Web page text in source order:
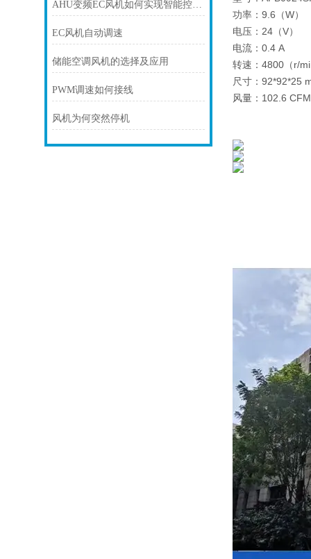
AHU变频EC风机如何实现智能控制？
EC风机自动调速
储能空调风机的选择及应用
PWM调速如何接线
风机为何突然停机
功率：9.6（W）
电压：24（V）
电流：0.4 A
转速：4800（r/
尺寸：92*92*25
风量：102.6 CFM